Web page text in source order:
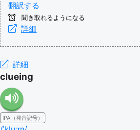
翻訳する
聞き取れるようになる
詳細
詳細
clueing
IPA（発音記号）